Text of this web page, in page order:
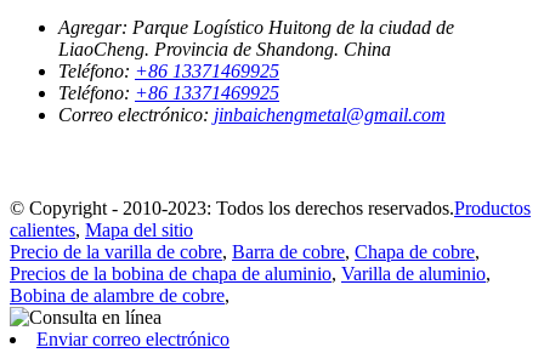
Agregar: Parque Logístico Huitong de la ciudad de
LiaoCheng. Provincia de Shandong. China
Teléfono: +86 13371469925
Teléfono: +86 13371469925
Correo electrónico: jinbaichengmetal@gmail.com
© Copyright - 2010-2023: Todos los derechos reservados.Productos
calientes, Mapa del sitio
Precio de la varilla de cobre, Barra de cobre, Chapa de cobre,
Precios de la bobina de chapa de aluminio, Varilla de aluminio,
Bobina de alambre de cobre,
Enviar correo electrónico